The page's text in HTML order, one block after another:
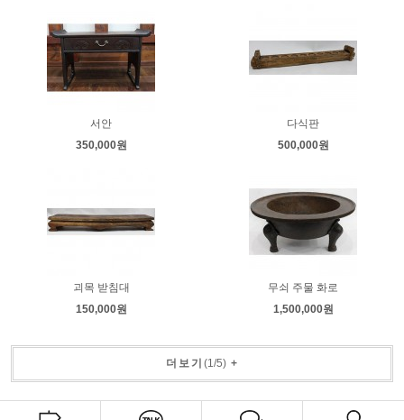
서안
350,000원
다식판
500,000원
괴목 받침대
150,000원
무쇠 주물 화로
1,500,000원
더보기 (1 /5)+